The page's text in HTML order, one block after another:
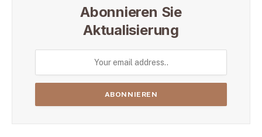
Abonnieren Sie
Aktualisierung